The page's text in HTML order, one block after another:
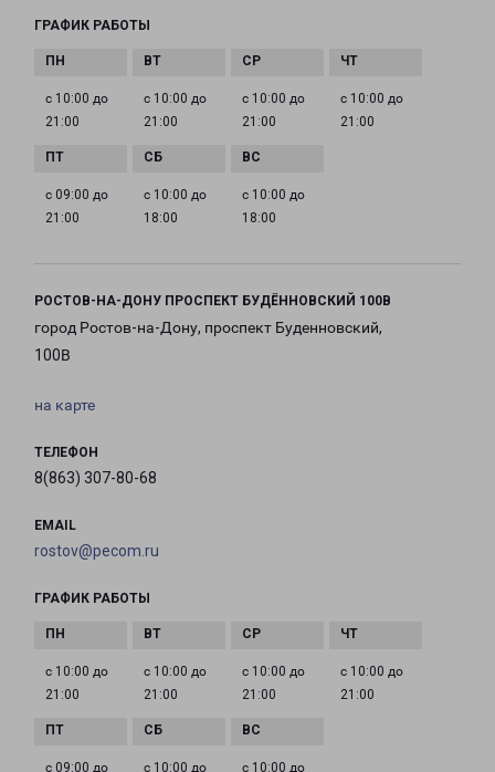
ГРАФИК РАБОТЫ
с 10:00 до
21:00
с 10:00 до
21:00
с 10:00 до
21:00
с 10:00 до
21:00
с 09:00 до
21:00
с 10:00 до
18:00
с 10:00 до
18:00
РОСТОВ-НА-ДОНУ ПРОСПЕКТ БУДЁННОВСКИЙ 100В
город Ростов-на-Дону, проспект Буденновский,
100В
на карте
ТЕЛЕФОН
8(863) 307-80-68
EMAIL
rostov@pecom.ru
ГРАФИК РАБОТЫ
с 10:00 до
21:00
с 10:00 до
21:00
с 10:00 до
21:00
с 10:00 до
21:00
с 09:00 до с 10:00 до с 10:00 до